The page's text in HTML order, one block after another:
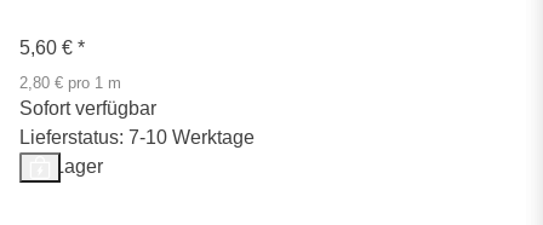
5,60 € *
2,80 € pro 1 m
Sofort verfügbar
Lieferstatus: 7-10 Werktage
Auf Lager